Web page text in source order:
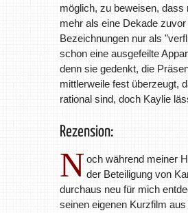
möglich, zu beweisen, dass
mehr als eine Dekade
Bezeichnungen nur als
schon eine ausgefeilte
denn sie gedenkt, die
mittlerweile fest überzeugt,
rational sind, doch Kaylie
Rezension:
N och während meiner
der Beteiligung von
durchaus neu für mich
seinen eigenen Kurzfilm